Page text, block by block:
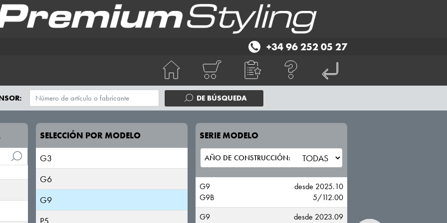
+34 96 252 05 27
DE BÚSQUEDA
SELECCIÓN POR MODELO
G3
G6
G9
SERIE MODELO
G9
G9B
desde 2025.10
5/112.00
G9
desde 2023.09